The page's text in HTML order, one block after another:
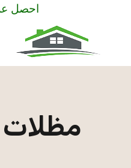
احصل
مظلات